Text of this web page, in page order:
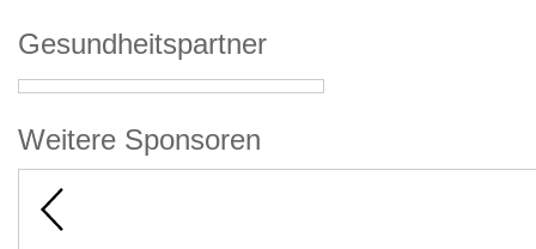
Gesundheitspartner
Weitere Sponsoren